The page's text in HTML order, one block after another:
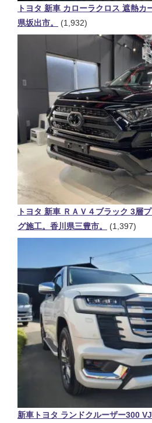
トヨタ 新車 カローラクロス 遮熱カ
県坂出市。
(1,932)
トヨタ 新車 ＲＡＶ４ブラック 3層
グ施工。香川県三豊市。
(1,397)
新車トヨタ ランドクルーザー300